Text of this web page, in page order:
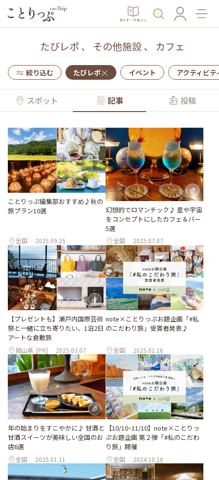
ガイド・マガジン
たびレポ 、 その他施設、 カフェ
絞り込む たびレポ イベント アクティビテ
スポット 記事 投稿
ことりっぷ編集部おすすめ♪秋の
旅プラン10選
全国 2025.09.25
幻想的でロマンチック♪ 星や宇宙
をコンセプトにしたカフェ＆バー
5選
全国 2025.07.07
【プレゼントも】瀬戸内国際芸術
祭と一緒に立ち寄りたい、1泊2日
アートな倉敷旅
岡山県 [PR] 2025.03.07
note×ことりっぷお題企画「#私
のこだわり旅」受賞者発表♪
全国 2025.01.16
年の始まりをすこやかに♪ 甘酒と
甘酒スイーツが美味しい全国のお
店6選
全国 2025.01.11
【10/10~11/10】note×ことりっ
ぷお題企画 第２弾「#私のこだわ
り旅」開催
全国 2024.10.10